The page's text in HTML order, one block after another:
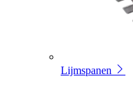
Lijmspanen